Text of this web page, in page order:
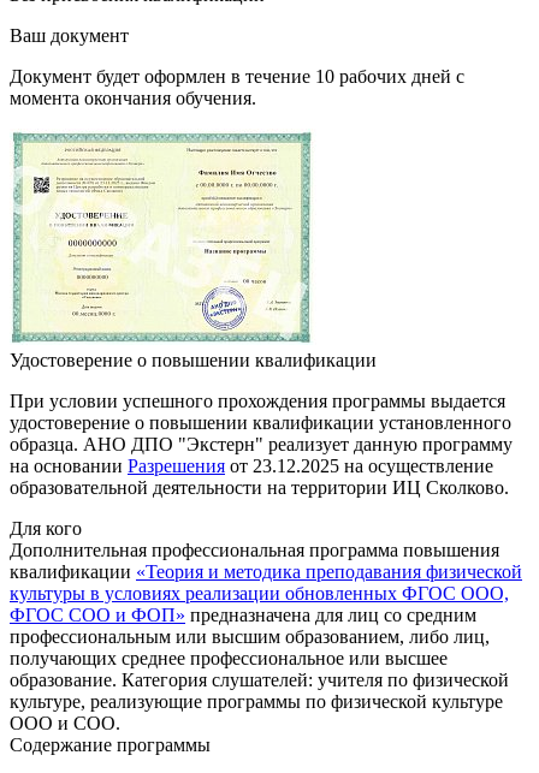
Ваш документ
Документ будет оформлен в течение 10 рабочих дней с
момента окончания обучения.
Удостоверение о повышении квалификации
При условии успешного прохождения программы выдается
удостоверение о повышении квалификации установленного
образца. АНО ДПО "Экстерн" реализует данную программу
на основании Разрешения от 23.12.2025 на осуществление
образовательной деятельности на территории ИЦ Сколково.
Для кого
Дополнительная профессиональная программа повышения
квалификации «Теория и методика преподавания физической
культуры в условиях реализации обновленных ФГОС ООО,
ФГОС СОО и ФОП» предназначена для лиц со средним
профессиональным или высшим образованием, либо лиц,
получающих среднее профессиональное или высшее
образование. Категория слушателей: учителя по физической
культуре, реализующие программы по физической культуре
ООО и СОО.
Содержание программы